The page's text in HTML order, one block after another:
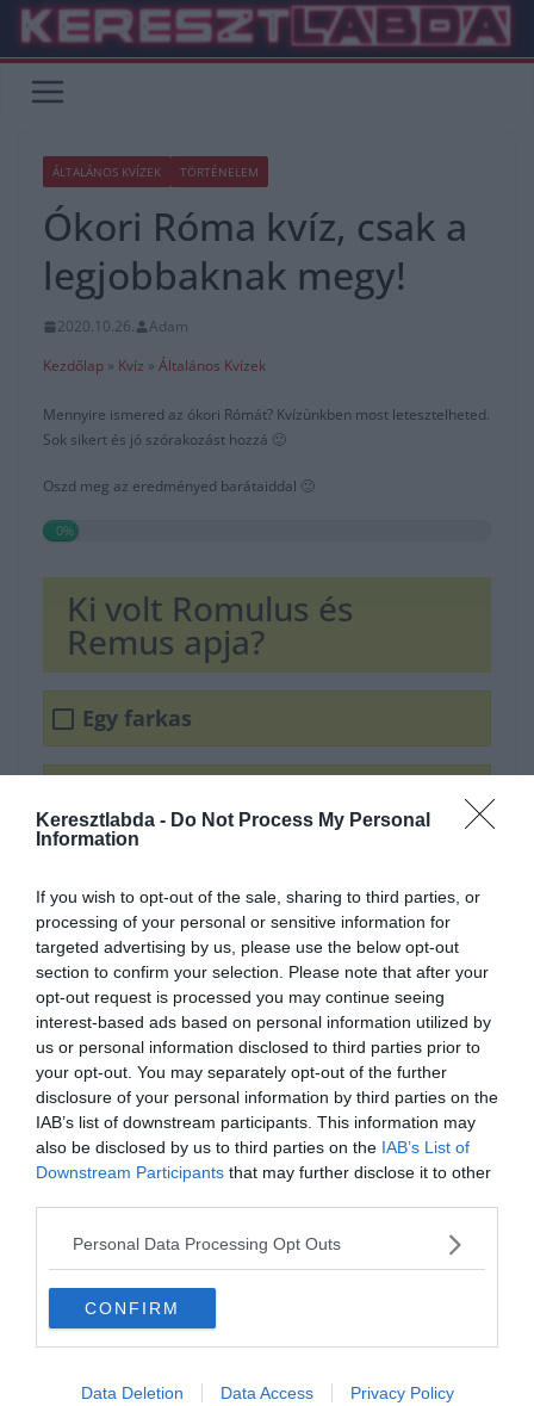
Keresztlabda - Do Not Process My Personal
Information
If you wish to opt-out of the sale, sharing to third parties, or
processing of your personal or sensitive information for
targeted advertising by us, please use the below opt-out
section to confirm your selection. Please note that after your
opt-out request is processed you may continue seeing
interest-based ads based on personal information utilized by
us or personal information disclosed to third parties prior to
your opt-out. You may separately opt-out of the further
disclosure of your personal information by third parties on the
IAB’s list of downstream participants. This information may
also be disclosed by us to third parties on the IAB’s List of
Downstream Participants that may further disclose it to other
Personal Data Processing Opt Outs
CONFIRM
Data Deletion Data Access Privacy Policy
Skip
content
ÁLTALÁNOS KVÍZEK TÖRTÉNELEM
Ókori Róma kvíz, csak a
legjobbaknak megy!
2020.10.26.
Adam
Kezdőlap » Kvíz » Általános Kvízek
Mennyire ismered az ókori Rómát? Kvízünkben most letesztelheted.
Sok sikert és jó szórakozást hozzá 🙂
Oszd meg az eredményed barátaiddal 🙂
0%
Ki volt Romulus és
Remus apja?
Egy farkas
Ha érdekelnek további kvízek,ittmegtalálod őket.
Ha érdekel aMezbazárralközös
nyereményjátékunk,ittmegtalálod a részleteket.
Hirdetés